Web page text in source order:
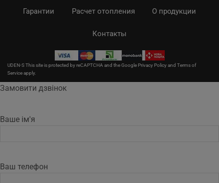
Гарантии Расчет отопления О продукции
Контакты
UDEN-S This site is protected by reCAPTCHA and the Google Privacy Policyand Terms of
Serviceapply.
Замовити дзвінок
Ваше ім'я
Ваш телефон